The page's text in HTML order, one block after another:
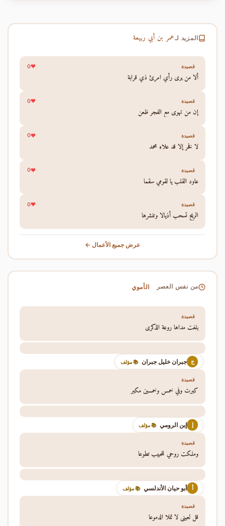
المزيد لـعمر بن أبي ربيعة
قصيدة 0
ألا من يرى رأي امرئ ذي قرابة
قصيدة 0
إن من تهوى مع الفجر ظعن
قصيدة 0
لا فخر إلا قد علاه محمد
قصيدة 0
عاود القلب يا لقومي سقما
قصيدة 0
الريح تسحب أذيالا وتنشرها
عرض جميع الأعمال ←
من نفس العصر الأموي
قصيدة
بلغت مداها روعة الذكرى
ج جبران خليل جبران 📚 مؤلف
قصيدة
كبرت وفي خمس وخمسين مكبر
إ إبن الرومي 📚 مؤلف
قصيدة
وملكت روحي للحبيب تطوعا
أ أبو حيان الأندلسي 📚 مؤلف
قصيدة
قل لعيني لا تملا الدموعا